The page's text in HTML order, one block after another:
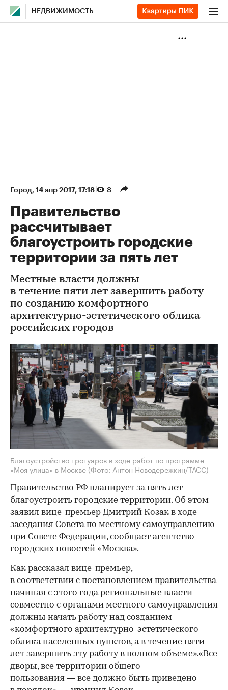
НЕДВИЖИМОСТЬ
Город⁠, 14 апр 2017, 17:18 8
Правительство
рассчитывает
благоустроить городские
территории за пять лет
Местные власти должны
в течение пяти лет завершить работу
по созданию комфортного
архитектурно-эстетического облика
российских городов
Благоустройство тротуаров в ходе работ по программе
«Моя улица» в Москве (Фото: Антон Новодережкин/ТАСС)
Правительство РФ планирует за пять лет
благоустроить городские территории. Об этом
заявил вице-премьер Дмитрий Козак в ходе
заседания Совета по местному самоуправлению
при Совете Федерации,сообщает агентство
городских новостей «Москва».
Как рассказал вице-премьер,
в соответствии с постановлением правительства
начиная с этого года региональные власти
совместно с органами местного самоуправления
должны начать работу над созданием
«комфортного архитектурно-эстетического
облика населенных пунктов, а в течение пяти
лет завершить эту работу в полном объеме».«Все
дворы, все территории общего
пользования — все должно быть приведено